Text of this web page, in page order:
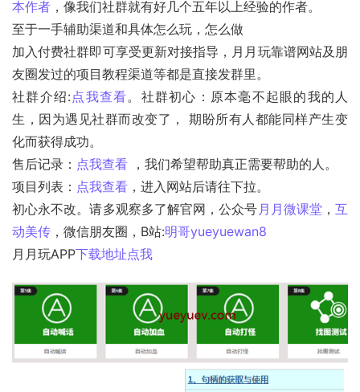
本作者 ，像我们社群就有好几个五年以上经验的作者。
至于一手辅助渠道和具体怎么玩，怎么做
加入付费社群即可享受更新对接指导，月月玩靠谱网站及朋
友圈发过的项目教程渠道等都是直接发群里。
社群介绍: 点我查看。社群初心：原本毫不起眼的我的人
生，因为遇见社群而改变了， 期盼所有人都能同样产生变
化而获得成功。
售后记录： 点我查看 ，我们希望帮助真正需要帮助的人。
项目列表： 点我查看 ，进入网站后请往下拉。
初心永不改。请多观察多了解官网，公众号 月月微课堂 ，互
动美传 ，微信朋友圈，B站:明哥yueyuewan8
月月玩APP下载地址点我